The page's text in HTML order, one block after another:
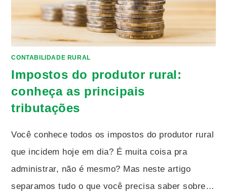
CONTABILIDADE RURAL
Impostos do produtor rural:
conheça as principais
tributações
Você conhece todos os impostos do produtor rural
que incidem hoje em dia? É muita coisa pra
administrar, não é mesmo? Mas neste artigo
separamos tudo o que você precisa saber sobre…